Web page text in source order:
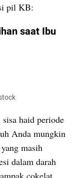
pil KB:
saat Ibu
haid periode
Anda mungkin
masih
dalam darah
cokelat.